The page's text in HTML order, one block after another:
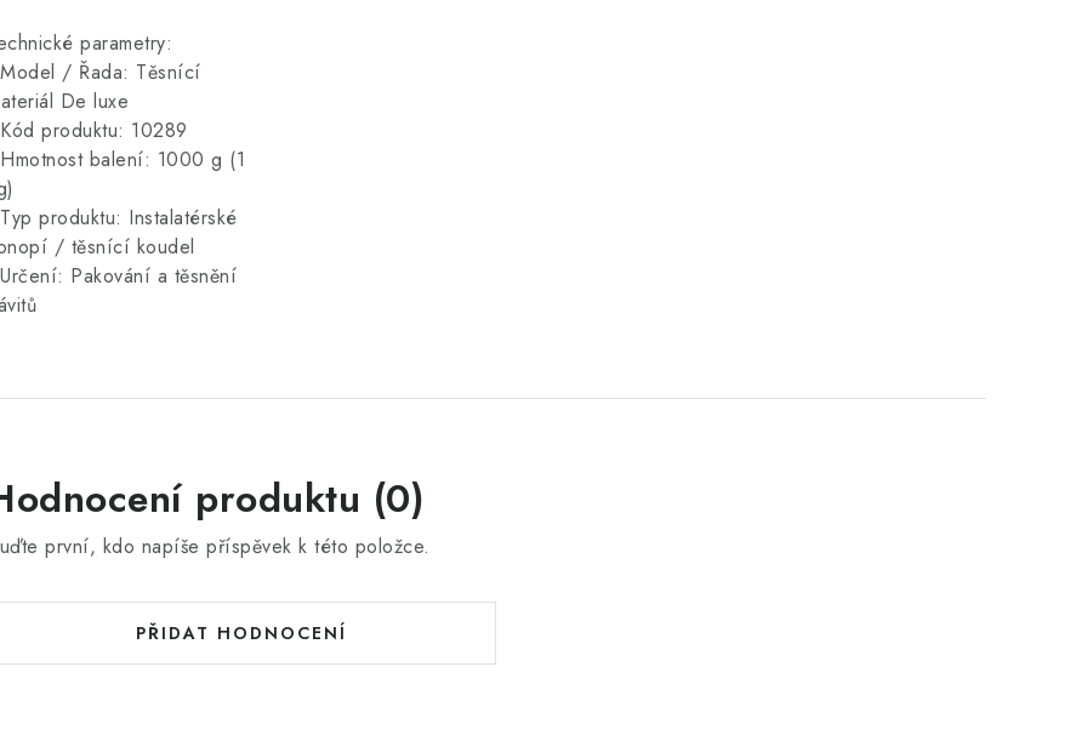
parametry:
Model / Řada: Těsnící
De luxe
Kód produktu: 10289
Hmotnost balení: 1000 g (1
Typ produktu: Instalatérské
/ těsnící koudel
Určení: Pakování a těsnění
produktu (0)
první, kdo napíše příspěvek k této položce.
PŘIDAT HODNOCENÍ